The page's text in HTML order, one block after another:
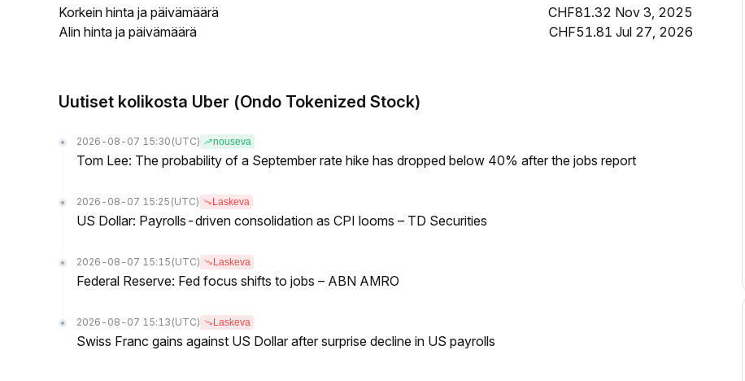
Korkein hinta ja päivämäärä
CHF81.32 Nov 3, 2025
Alin hinta ja päivämäärä
CHF51.81 Jul 27, 2026
Uutiset kolikosta Uber (Ondo Tokenized Stock)
2026-08-07 15:30 (UTC) nouseva
Tom Lee: The probability of a September rate hike has dropped below 40% after the jobs report
2026-08-07 15:25 (UTC) Laskeva
US Dollar: Payrolls-driven consolidation as CPI looms – TD Securities
2026-08-07 15:15 (UTC) Laskeva
Federal Reserve: Fed focus shifts to jobs – ABN AMRO
2026-08-07 15:13 (UTC) Laskeva
Swiss Franc gains against US Dollar after surprise decline in US payrolls